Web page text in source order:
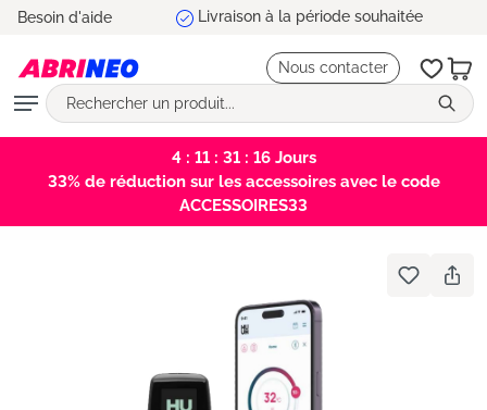
principal
Besoin d'aide Livraison à la période souhaitée
Nous contacter
4 : 11 : 31 : 16Jours
33% de réduction sur les accessoires avec le code
ACCESSOIRES33